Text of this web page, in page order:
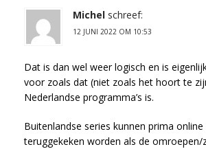
Michel schreef:
12 JUNI 2022 OM 10:53
Dat is dan wel weer logisch en is
voor zoals dat (niet zoals het hoort te
Nederlandse programma’s is.
Buitenlandse series kunnen prima
teruggekeken worden als de omroepen/